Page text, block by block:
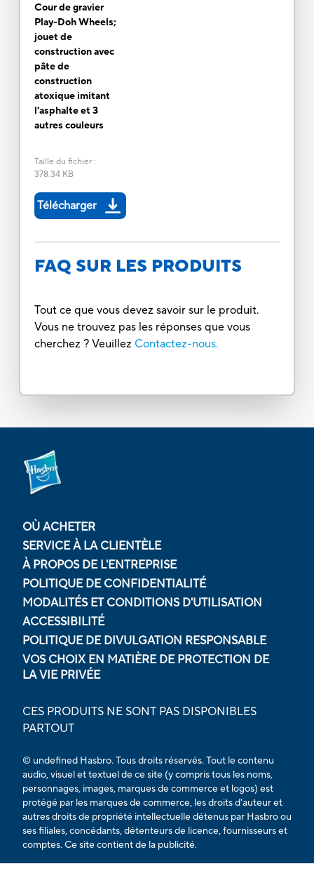
Cour de gravier
Play-Doh Wheels;
jouet de
construction avec
pâte de
construction
atoxique imitant
l'asphalte et 3
autres couleurs
Taille du fichier:
378.34 KB
Télécharger
FAQ SUR LES PRODUITS
Tout ce que vous devez savoir sur le produit.
Vous ne trouvez pas les réponses que vous
cherchez ? Veuillez Contactez-nous.
OÙ ACHETER
SERVICE À LA CLIENTÈLE
À PROPOS DE L'ENTREPRISE
POLITIQUE DE CONFIDENTIALITÉ
MODALITÉS ET CONDITIONS D'UTILISATION
ACCESSIBILITÉ
POLITIQUE DE DIVULGATION RESPONSABLE
VOS CHOIX EN MATIÈRE DE PROTECTION DE
LA VIE PRIVÉE
CES PRODUITS NE SONT PAS DISPONIBLES
PARTOUT
© undefined Hasbro. Tous droits réservés. Tout le contenu
audio, visuel et textuel de ce site (y compris tous les noms,
personnages, images, marques de commerce et logos) est
protégé par les marques de commerce, les droits d'auteur et
autres droits de propriété intellectuelle détenus par Hasbro ou
ses filiales, concédants, détenteurs de licence, fournisseurs et
comptes. Ce site contient de la publicité.